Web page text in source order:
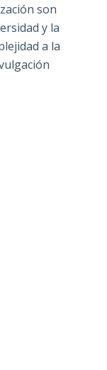
son
y la
a la